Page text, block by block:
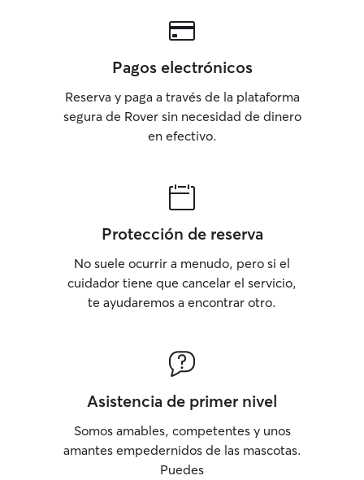
Pagos electrónicos
Reserva y paga a través de la plataforma
segura de Rover sin necesidad de dinero
en efectivo.
Protección de reserva
No suele ocurrir a menudo, pero si el
cuidador tiene que cancelar el servicio,
te ayudaremos a encontrar otro.
Asistencia de primer nivel
Somos amables, competentes y unos
amantes empedernidos de las mascotas.
Puedes